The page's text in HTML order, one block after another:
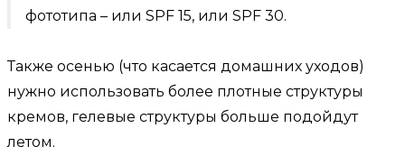
фототипа – или SPF 15, или SPF 30.
Также осенью (что касается домашних уходов)
нужно использовать более плотные структуры
кремов, гелевые структуры больше подойдут
летом.